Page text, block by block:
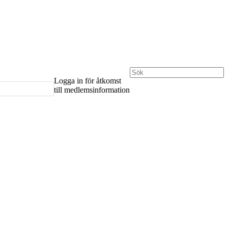
Logga in för åtkomst
till medlemsinformation